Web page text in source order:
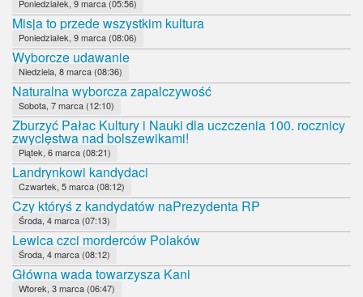
Poniedziałek, 9 marca (05:56)
Misja to przede wszystkim kultura
Poniedziałek, 9 marca (08:06)
Wyborcze udawanie
Niedziela, 8 marca (08:36)
Naturalna wyborcza zapalczywość
Sobota, 7 marca (12:10)
Zburzyć Pałac Kultury i Nauki dla uczczenia 100. rocznicy
zwycięstwa nad bolszewikami!
Piątek, 6 marca (08:21)
Landrynkowi kandydaci
Czwartek, 5 marca (08:12)
Czy któryś z kandydatów naPrezydenta RP
Środa, 4 marca (07:13)
Lewica czci morderców Polaków
Środa, 4 marca (08:12)
Główna wada towarzysza Kani
Wtorek, 3 marca (06:47)